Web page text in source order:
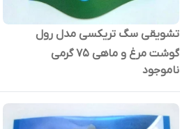
تشویقی سگ تریکسی مدل رول
گوشت مرغ و ماهی ۷۵ گرمی
ناموجود